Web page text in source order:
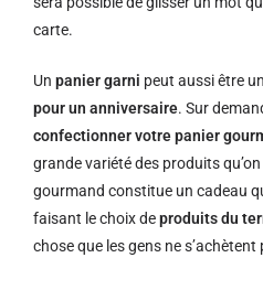
carte.
Un panier garni peut aussi être
pour un anniversaire. Sur
confectionner votre panier
grande variété des produits
gourmand constitue un cadeau
faisant le choix deproduits du
chose que les gens ne